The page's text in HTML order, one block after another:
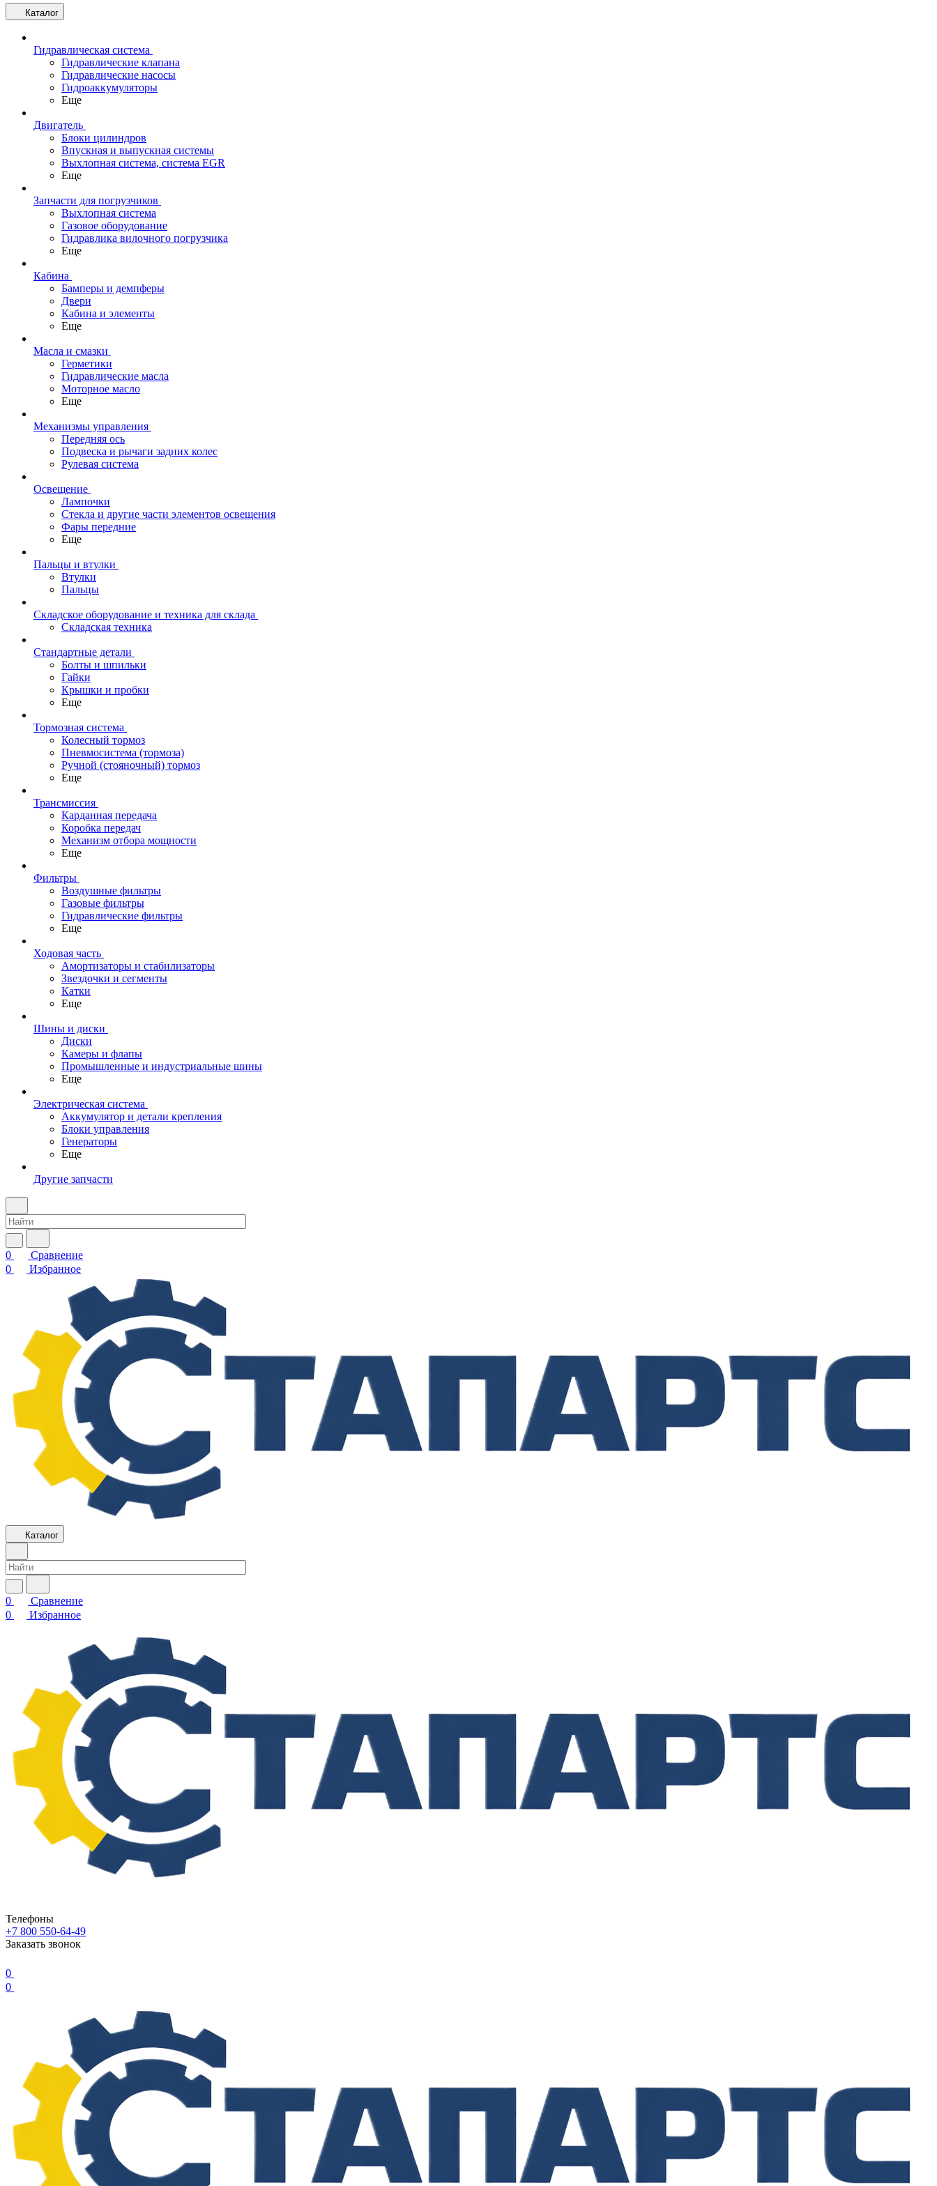
Каталог
Гидравлическая система
Гидравлические клапана
Гидравлические насосы
Гидроаккумуляторы
Еще
Двигатель
Блоки цилиндров
Впускная и выпускная системы
Выхлопная система, система EGR
Еще
Запчасти для погрузчиков
Выхлопная система
Газовое оборудование
Гидравлика вилочного погрузчика
Еще
Кабина
Бамперы и демпферы
Двери
Кабина и элементы
Еще
Масла и смазки
Герметики
Гидравлические масла
Моторное масло
Еще
Механизмы управления
Передняя ось
Подвеска и рычаги задних колес
Рулевая система
Освещение
Лампочки
Стекла и другие части элементов освещения
Фары передние
Еще
Пальцы и втулки
Втулки
Пальцы
Складское оборудование и техника для склада
Складская техника
Стандартные детали
Болты и шпильки
Гайки
Крышки и пробки
Еще
Тормозная система
Колесный тормоз
Пневмосиcтема (тормоза)
Ручной (стояночный) тормоз
Еще
Трансмиссия
Карданная передача
Коробка передач
Механизм отбора мощности
Еще
Фильтры
Воздушные фильтры
Газовые фильтры
Гидравлические фильтры
Еще
Ходовая часть
Амортизаторы и стабилизаторы
Звездочки и сегменты
Катки
Еще
Шины и диски
Диски
Камеры и флапы
Промышленные и индустриальные шины
Еще
Электрическая система
Аккумулятор и детали крепления
Блоки управления
Генераторы
Еще
Другие запчасти
0
Сравнение
0
Избранное
Каталог
0
Сравнение
0
Избранное
Телефоны
+7 800 550-64-49
Заказать звонок
0
0